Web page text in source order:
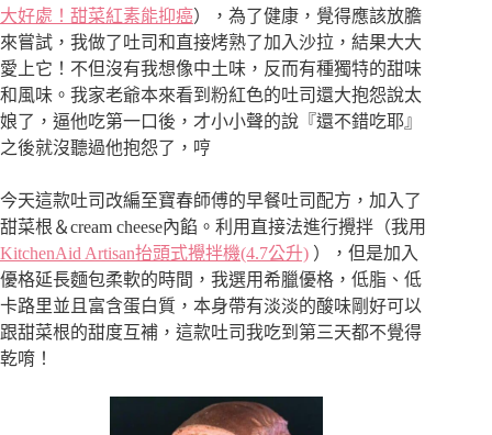
大好處！甜菜紅素能抑癌），為了健康，覺得應該放膽
來嘗試，我做了吐司和直接烤熟了加入沙拉，結果大大
愛上它！不但沒有我想像中土味，反而有種獨特的甜味
和風味。我家老爺本來看到粉紅色的吐司還大抱怨說太
娘了，逼他吃第一口後，才小小聲的說『還不錯吃耶』
之後就沒聽過他抱怨了，哼
今天這款吐司改編至寶春師傅的早餐吐司配方，加入了
甜菜根＆cream cheese內餡。利用直接法進行攪拌（我用
KitchenAid Artisan抬頭式攪拌機(4.7公升) ），但是加入
優格延長麵包柔軟的時間，我選用希臘優格，低脂、低
卡路里並且富含蛋白質，本身帶有淡淡的酸味剛好可以
跟甜菜根的甜度互補，這款吐司我吃到第三天都不覺得
乾唷！